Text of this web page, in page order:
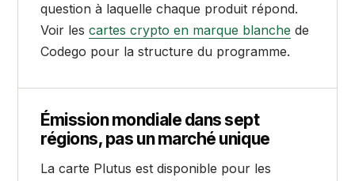
question à laquelle chaque produit répond.
Voir les cartes crypto en marque blanche de
Codego pour la structure du programme.
Émission mondiale dans sept
régions, pas un marché unique
La carte Plutus est disponible pour les